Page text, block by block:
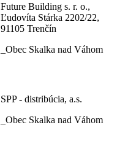
Future Building s. r. o.,
Ľudovíta Stárka 2202/22,
91105 Trenčín
_Obec Skalka nad Váhom
SPP - distribúcia, a.s.
_Obec Skalka nad Váhom